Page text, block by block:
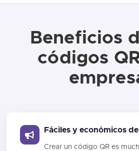
Beneficios
códigos
Fáciles y económicos
Crear un código QR es